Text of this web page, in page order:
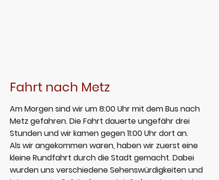
Fahrt nach Metz
Am Morgen sind wir um 8:00 Uhr mit dem Bus nach
Metz gefahren. Die Fahrt dauerte ungefähr drei
Stunden und wir kamen gegen 11:00 Uhr dort an.
Als wir angekommen waren, haben wir zuerst eine
kleine Rundfahrt durch die Stadt gemacht. Dabei
wurden uns verschiedene Sehenswürdigkeiten und